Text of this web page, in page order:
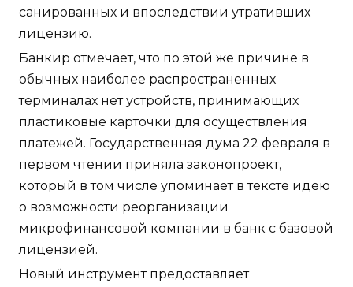
санированных и впоследствии утративших
лицензию.
Банкир отмечает, что по этой же причине в
обычных наиболее распространенных
терминалах нет устройств, принимающих
пластиковые карточки для осуществления
платежей. Государственная дума 22 февраля в
первом чтении приняла законопроект,
который в том числе упоминает в тексте идею
о возможности реорганизации
микрофинансовой компании в банк с базовой
лицензией.
Новый инструмент предоставляет